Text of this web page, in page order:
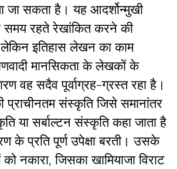
जा सकता है। यह आदर्शोन्मुखी
समय रहते रेखांकित करने की
इतिहास लेखन का काम
मानसिकता के लेखकों के
वह सदैव पूर्वाग्रह-ग्रस्त रहा है।
प्राचीनतम संस्कृति जिसे समानांतर
या सर्बाल्टन संस्कृति कहा जाता है
के प्रति पूर्ण उपेक्षा बरती। उसके
को नकारा, जिसका खामियाजा विराट